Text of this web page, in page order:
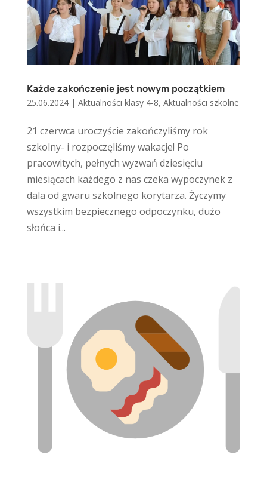
Każde zakończenie jest nowym początkiem
25.06.2024| Aktualności klasy 4-8, Aktualności szkolne
21 czerwca uroczyście zakończyliśmy rok
szkolny- i rozpoczęliśmy wakacje! Po
pracowitych, pełnych wyzwań dziesięciu
miesiącach każdego z nas czeka wypoczynek z
dala od gwaru szkolnego korytarza. Życzymy
wszystkim bezpiecznego odpoczynku, dużo
słońca i...